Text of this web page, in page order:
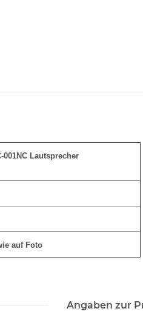
001NC Lautsprecher
auf Foto
Angaben zur